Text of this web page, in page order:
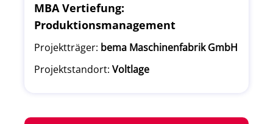
MBA Vertiefung:
Produktionsmanagement
Projektträger: bema Maschinenfabrik GmbH
Projektstandort: Voltlage